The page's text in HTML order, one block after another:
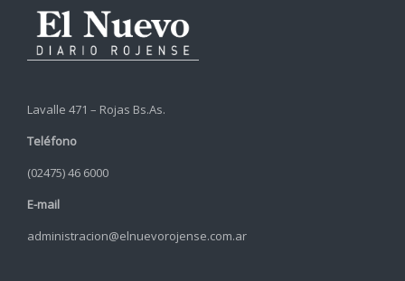
Lavalle 471 – Rojas Bs.As.
Teléfono
(02475) 46 6000
E-mail
administracion@elnuevorojense.com.ar